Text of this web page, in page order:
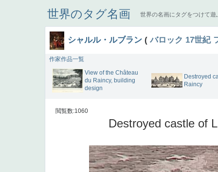
世界のタグ名画 世界の名画にタグをつけて遊
シャルル・ルブラン (バロック 17世紀
作家作品一覧
View of the Château
du Raincy, building
design
Destroyed
Raincy
閲覧数:1060
Destroyed castle of